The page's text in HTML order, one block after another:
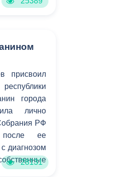
присвоил
города
лично
РФ
после ее
диагнозом
28131